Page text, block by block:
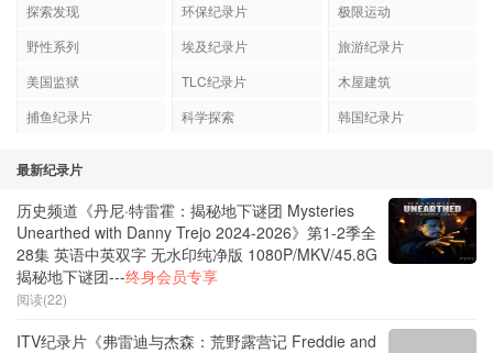
探索发现
环保纪录片
极限运动
野性系列
埃及纪录片
旅游纪录片
美国监狱
TLC纪录片
木屋建筑
捕鱼纪录片
科学探索 韩国纪录片
最新纪录片
历史频道《丹尼·特雷霍：揭秘地下谜团 Mysteries
Unearthed with Danny Trejo 2024-2026》第1-2季全
28集 英语中英双字 无水印纯净版 1080P/MKV/45.8G
揭秘地下谜团---终身会员专享
阅读(22)
ITV纪录片《弗雷迪与杰森：荒野露营记 Freddie and